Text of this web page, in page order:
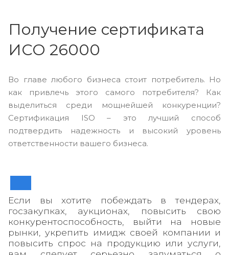
Получение сертификата
ИСО 26000
Во главе любого бизнеса стоит потребитель. Но
как привлечь этого самого потребителя? Как
выделиться среди мощнейшей конкуренции?
Сертификация ISO – это лучший способ
подтвердить надежность и высокий уровень
ответственности вашего бизнеса.
Если вы хотите побеждать в тендерах,
госзакупках, аукционах, повысить свою
конкурентоспособность, выйти на новые
рынки, укрепить имидж своей компании и
повысить спрос на продукцию или услуги,